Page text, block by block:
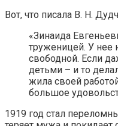
Вот, что писала В. Н.
«Зинаида
труженицей. У нее
свободной. Если
детьми – и то
жила своей
большое
1919 год стал